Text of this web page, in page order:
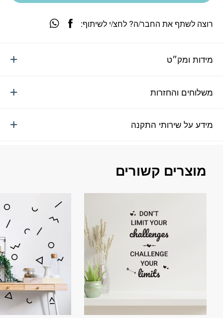
מידות ומק״ט
משלוחים והחזרות
מידע על שירותי התקנה
רוצה לשתף את החבר/ה? לחצ/י לשיתוף:
מוצרים קשורים